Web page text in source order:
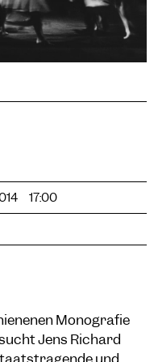
17:00
Monografie
Jens Richard
Anbieter auf
essenziell, damit
helfen uns,
Ihre Einwilligung
unsere
Unten
Sie zulassen
Speichern